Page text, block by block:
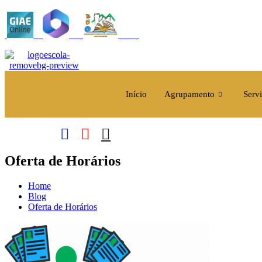
Skip
to
content
Início Agrupamento
Oferta de Horários
Home
Blog
Oferta de Horários